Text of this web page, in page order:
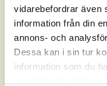
vidarebefordrar även
information från din
annons- och
Dessa kan i sin tur
information som du
Salgs &
Entreprisebetingelser